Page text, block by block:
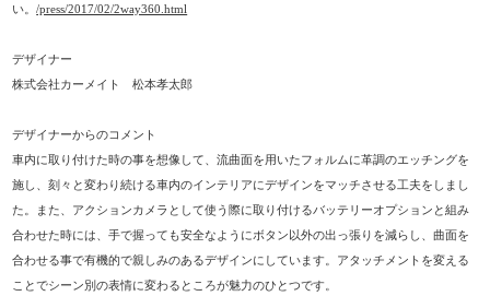
い。/press/2017/02/2way360.html
デザイナー
株式会社カーメイト 松本孝太郎
デザイナーからのコメント
車内に取り付けた時の事を想像して、流曲面を用いたフォルムに革調のエッチングを
施し、刻々と変わり続ける車内のインテリアにデザインをマッチさせる工夫をしまし
た。また、アクションカメラとして使う際に取り付けるバッテリーオプションと組み
合わせた時には、手で握っても安全なようにボタン以外の出っ張りを減らし、曲面を
合わせる事で有機的で親しみのあるデザインにしています。アタッチメントを変える
ことでシーン別の表情に変わるところが魅力のひとつです。